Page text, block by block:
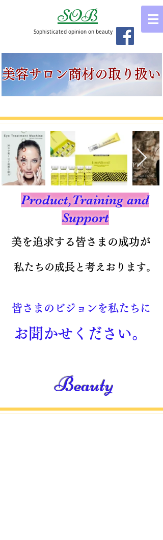
Sophisticated opinion on beauty
SOB
美容サロン商材の取り扱い
Product,Training and
Support
美を追求する皆さまの成功が
私たちの成長と考えおります。
皆さまのビジョンを私たちに
お聞かせください。
Beauty